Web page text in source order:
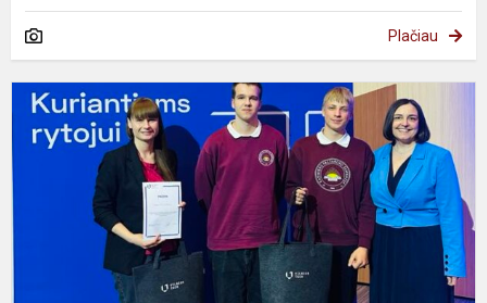
Plačiau